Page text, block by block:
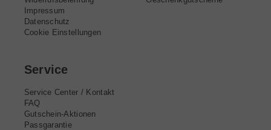
Impressum
Datenschutz
Cookie Einstellungen
Service
Service Center / Kontakt
FAQ
Gutschein-Aktionen
Passgarantie